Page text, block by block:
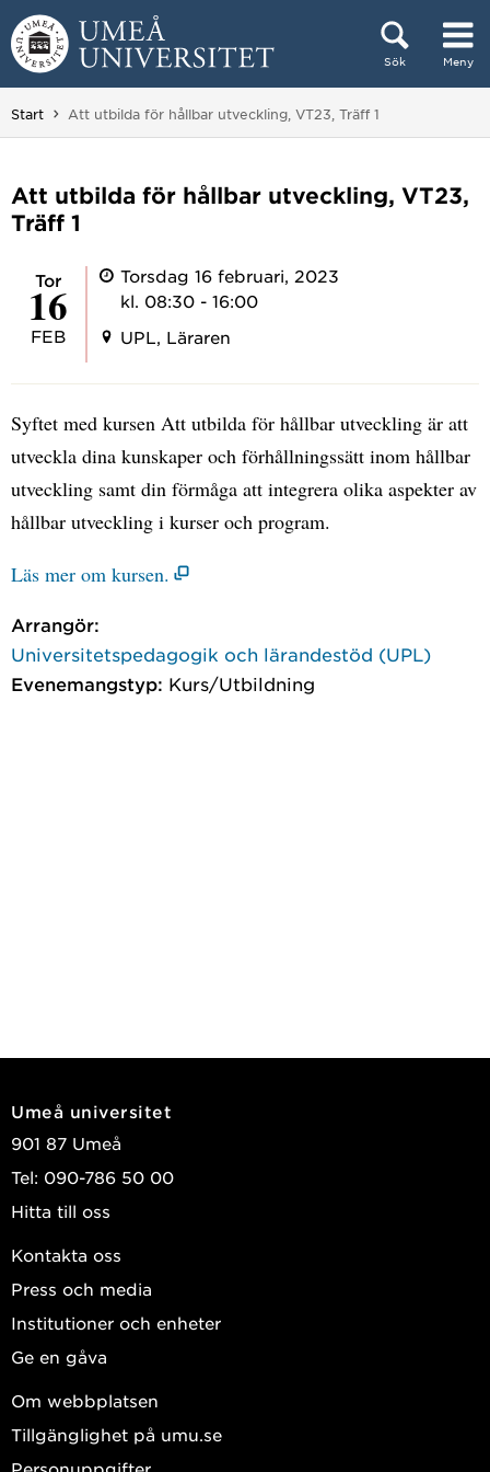
Hoppa direkt till innehållet
Sök Meny
Huvudmenyn dold.
Start Du är här:
Att utbilda för hållbar utveckling, VT23, Träff 1
Att utbilda för hållbar utveckling, VT23,
Träff 1
tor
16
FEB
Torsdag 16 februari, 2023
kl. 08:30 - 16:00
UPL, Läraren
Syftet med kursen Att utbilda för hållbar utveckling är att
utveckla dina kunskaper och förhållningssätt inom hållbar
utveckling samt din förmåga att integrera olika aspekter av
hållbar utveckling i kurser och program.
Läs mer om kursen.
Arrangör:
Universitetspedagogik och lärandestöd (UPL)
Evenemangstyp: Kurs/Utbildning
Umeå universitet
901 87 Umeå
Tel: 090-786 50 00
Hitta till oss
Kontakta oss
Press och media
Institutioner och enheter
Ge en gåva
Om webbplatsen
Tillgänglighet på umu.se